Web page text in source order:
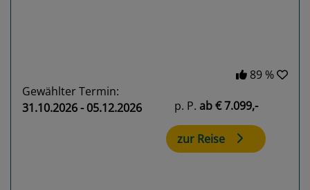
89 %
Gewählter Termin:
31.10.2026 - 05.12.2026
p. P. ab€ 7.099,-
zur Reise